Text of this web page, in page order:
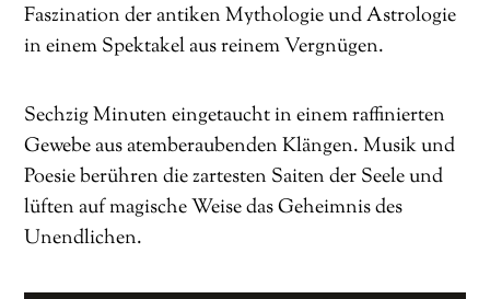
Faszination der antiken Mythologie und Astrologie
in einem Spektakel aus reinem Vergnügen.
Sechzig Minuten eingetaucht in einem raffinierten
Gewebe aus atemberaubenden Klängen. Musik und
Poesie berühren die zartesten Saiten der Seele und
lüften auf magische Weise das Geheimnis des
Unendlichen.